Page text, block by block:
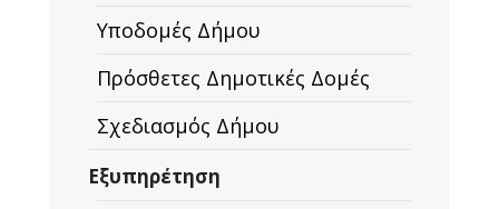
Υποδομές Δήμου
Πρόσθετες Δημοτικές Δομές
Σχεδιασμός Δήμου
Εξυπηρέτηση